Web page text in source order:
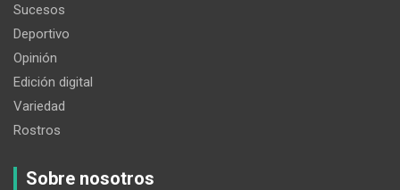
Sucesos
Deportivo
Opinión
Edición digital
Variedad
Rostros
Sobre nosotros